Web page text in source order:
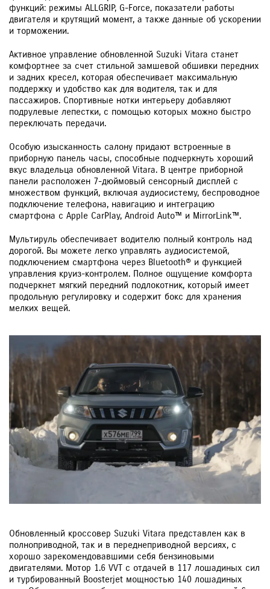
функций: режимы ALLGRIP, G-Force, показатели работы
двигателя и крутящий момент, а также данные об ускорении
и торможении.
Активное управление обновленной Suzuki Vitara станет
комфортнее за счет стильной замшевой обшивки передних
и задних кресел, которая обеспечивает максимальную
поддержку и удобство как для водителя, так и для
пассажиров. Спортивные нотки интерьеру добавляют
подрулевые лепестки, с помощью которых можно быстро
переключать передачи.
Особую изысканность салону придают встроенные в
приборную панель часы, способные подчеркнуть хороший
вкус владельца обновленной Vitara. В центре приборной
панели расположен 7-дюймовый сенсорный дисплей с
множеством функций, включая аудиосистему, беспроводное
подключение телефона, навигацию и интеграцию
смартфона с Apple CarPlay, Android Auto™ и MirrorLink™.
Мультируль обеспечивает водителю полный контроль над
дорогой. Вы можете легко управлять аудиосистемой,
подключением смартфона через Bluetooth® и функцией
управления круиз-контролем. Полное ощущение комфорта
подчеркнет мягкий передний подлокотник, который имеет
продольную регулировку и содержит бокс для хранения
мелких вещей.
Обновленный кроссовер Suzuki Vitara представлен как в
полноприводной, так и в переднеприводной версиях, с
хорошо зарекомендовавшими себя бензиновыми
двигателями. Мотор 1.6 VVT с отдачей в 117 лошадиных сил
и турбированный Boosterjet мощностью 140 лошадиных